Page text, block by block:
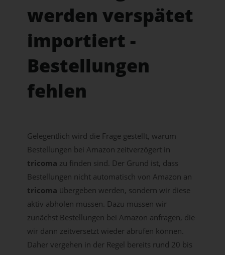
werden verspätet
importiert -
Bestellungen
fehlen
Gelegentlich wird die Frage gestellt, warum
Bestellungen bei Amazon zeitverzögert in
tricoma zu finden sind. Der Grund ist, dass
Bestellungen nicht automatisch von Amazon an
tricoma übergeben werden, sondern wir diese
aktiv abholen müssen. Dazu müssen wir
zunächst Bestellungen bei Amazon anfragen, die
wir dann zeitversetzt wieder abrufen können.
Daher vergehen in der Regel bereits rund 20 bis